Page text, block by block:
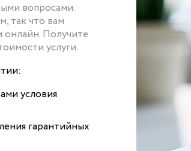
вопросами.
так что вам
онлайн. Получите
услуги.
условия
гарантийных